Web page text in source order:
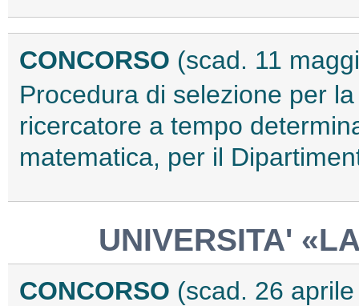
CONCORSO (scad. 11
Procedura di selezione per
ricercatore a tempo
matematica, per il
UNIVERSITA'
CONCORSO (scad. 26